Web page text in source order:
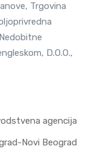
Trgovina
D.O.O.,
agencija
Novi Beograd